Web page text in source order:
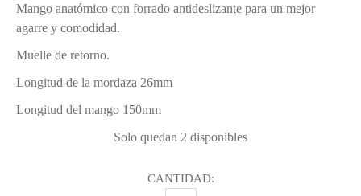
Mango anatómico con forrado antideslizante para un mejor
agarre y comodidad.
Muelle de retorno.
Longitud de la mordaza 26mm
Longitud del mango 150mm
Solo quedan 2 disponibles
CANTIDAD: